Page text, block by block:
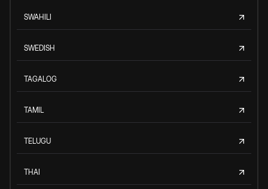
SWAHILI
SWEDISH
TAGALOG
TAMIL
TELUGU
THAI